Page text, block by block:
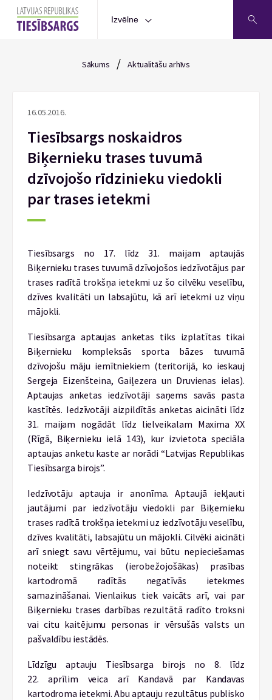
Izvēlne
Sākums / Aktualitāšu arhīvs
16.05.2016.
Tiesībsargs noskaidros
Biķernieku trases tuvumā
dzīvojošo rīdzinieku viedokli
par trases ietekmi
Tiesībsargs no 17. līdz 31. maijam aptaujās
Biķernieku trases tuvumā dzīvojošos iedzīvotājus par
trases radītā trokšņa ietekmi uz šo cilvēku veselību,
dzīves kvalitāti un labsajūtu, kā arī ietekmi uz viņu
mājokli.
Tiesībsarga aptaujas anketas tiks izplatītas tikai
Biķernieku kompleksās sporta bāzes tuvumā
dzīvojošu māju iemītniekiem (teritorijā, ko ieskauj
Sergeja Eizenšteina, Gaiļezera un Druvienas ielas).
Aptaujas anketas iedzīvotāji saņems savās pasta
kastītēs. Iedzīvotāji aizpildītās anketas aicināti līdz
31. maijam nogādāt līdz lielveikalam Maxima XX
(Rīgā, Biķernieku ielā 143), kur izvietota speciāla
aptaujas anketu kaste ar norādi “Latvijas Republikas
Tiesībsarga birojs”.
Iedzīvotāju aptauja ir anonīma. Aptaujā iekļauti
jautājumi par iedzīvotāju viedokli par Biķernieku
trases radītā trokšņa ietekmi uz iedzīvotāju veselību,
dzīves kvalitāti, labsajūtu un mājokli. Cilvēki aicināti
arī sniegt savu vērtējumu, vai būtu nepieciešamas
noteikt stingrākas (ierobežojošākas) prasības
kartodromā radītās negatīvās ietekmes
samazināšanai. Vienlaikus tiek vaicāts arī, vai par
Biķernieku trases darbības rezultātā radīto troksni
vai citu kaitējumu personas ir vērsušās valsts un
pašvaldību iestādēs.
Līdzīgu aptauju Tiesībsarga birojs no 8. līdz
22. aprīlim veica arī Kandavā par Kandavas
kartodroma ietekmi. Abu aptauju rezultātus publisko